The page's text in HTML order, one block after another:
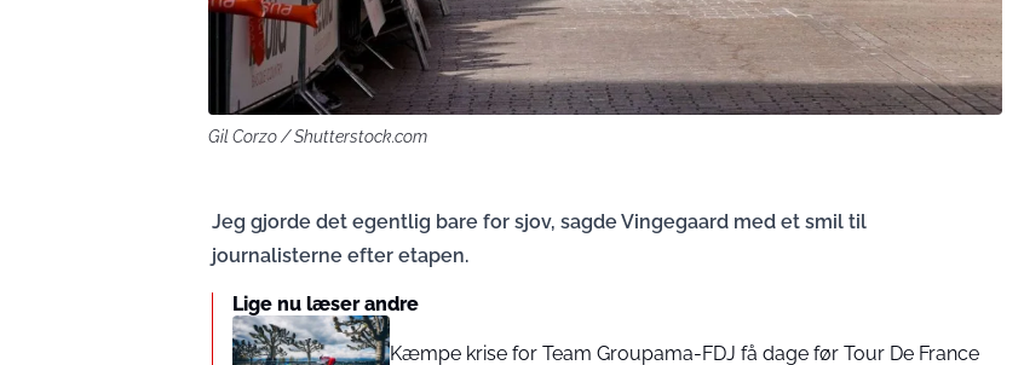
Gil Corzo / Shutterstock.com
Jeg gjorde det egentlig bare for sjov, sagde Vingegaard med et smil til
journalisterne efter etapen.
Lige nu læser andre
Kæmpe krise for Team Groupama-FDJ få dage før Tour De France